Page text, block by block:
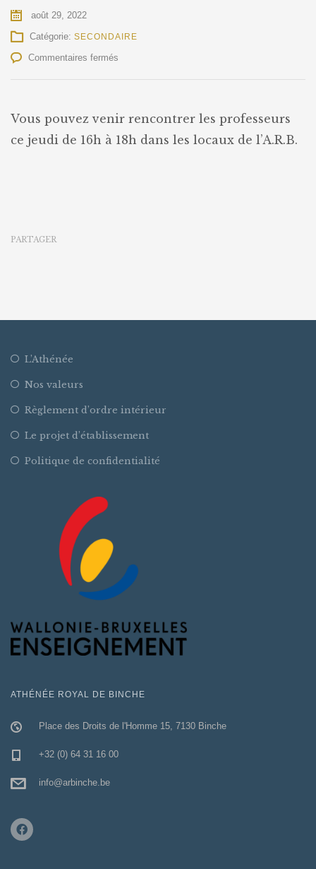
août 29, 2022
Catégorie: SECONDAIRE
Commentaires fermés
01/09
Vous pouvez venir rencontrer les professeurs
ce jeudi de 16h à 18h dans les locaux de l’A.R.B.
PARTAGER
L’Athénée
Nos valeurs
Règlement d’ordre intérieur
Le projet d’établissement
Politique de confidentialité
ATHÉNÉE ROYAL DE BINCHE
Place des Droits de l'Homme 15, 7130 Binche
+32 (0) 64 31 16 00
info@arbinche.be